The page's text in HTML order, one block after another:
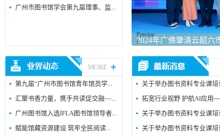
广州市图书馆学会第九届理事、监...
Previou
s
2024年广佛肇清云韶六
MORE
第九届“广州市图书馆青年馆员学...
汇聚书香力量，携手共读促交融—...
广州图书馆入选IFLA图书馆领导者...
赋能馆藏资源建设 筑牢全民阅读...
关于举办图书资料专业课
拓宽行业视野 护航AI应用
关于举办图书资料专业课
关于举办图书资料专业课